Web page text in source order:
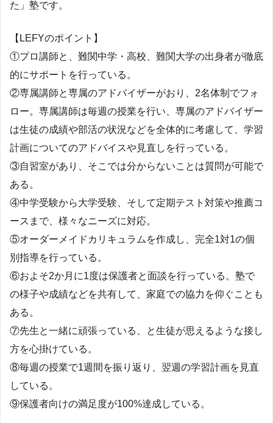
た」塾です。
【LEFYのポイント】
①プロ講師と、難関中学・高校、難関大学の出身者が徹底
的にサポートを行っている。
②専属講師と専属のアドバイザーがおり、2名体制でフォ
ロー。専属講師は毎週の授業を行い、専属のアドバイザー
は生徒の成績や部活の状況などを全体的に考慮して、学習
計画についてのアドバイスや見直しを行っている。
③自習室があり、そこでは分からないことは質問が可能で
ある。
④中学受験から大学受験、そして定期テスト対策や推薦コ
ースまで、様々なニーズに対応。
⑤オーダーメイドカリキュラムを作成し、完全1対1の個
別指導を行っている。
⑥およそ2か月に1度は保護者と面談を行っている。塾で
の様子や成績などを共有して、家庭での協力を仰ぐことも
ある。
⑦先生と一緒に頑張っている、と生徒が思えるような接し
方を心掛けている。
⑧毎週の授業で1週間を振り返り、翌週の学習計画を見直
している。
⑨保護者向けの満足度が100%達成している。